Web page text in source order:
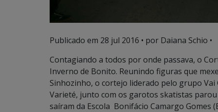
Publicado em 28 jul 2016 • por Daiana Schio •
Contagiando a todos por onde passava, o
Inverno de Bonito. Reunindo figuras que
Sinhozinho, o cortejo liderado pelo grupo
Varieté, junto com os garotos skatistas parou
saíram da Escola Bonifácio Camargo Gomes